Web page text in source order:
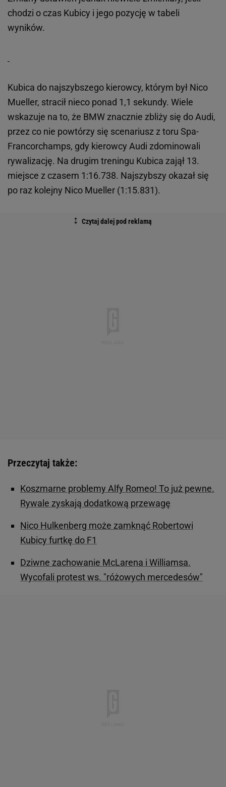
chodzi o czas Kubicy i jego pozycję w tabeli
wyników.
Kubica do najszybszego kierowcy, którym był Nico
Mueller, stracił nieco ponad 1,1 sekundy. Wiele
wskazuje na to, że BMW znacznie zbliży się do Audi,
przez co nie powtórzy się scenariusz z toru Spa-
Francorchamps, gdy kierowcy Audi zdominowali
rywalizację. Na drugim treningu Kubica zajął 13.
miejsce z czasem 1:16.738. Najszybszy okazał się
po raz kolejny Nico Mueller (1:15.831).
Przeczytaj także:
Koszmarne problemy Alfy Romeo! To już pewne.
Rywale zyskają dodatkową przewagę
Nico Hulkenberg może zamknąć Robertowi
Kubicy furtkę do F1
Dziwne zachowanie McLarena i Williamsa.
Wycofali protest ws. "różowych mercedesów"